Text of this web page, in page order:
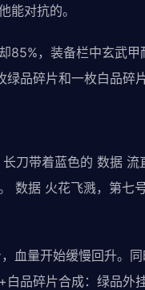
能对抗的。
85%，装备栏中玄武
品碎片和一枚白品碎片
刀带着蓝色的 数据
数据 火花飞溅，第七
血量开始缓慢回升。
品碎片合成：绿品外挂